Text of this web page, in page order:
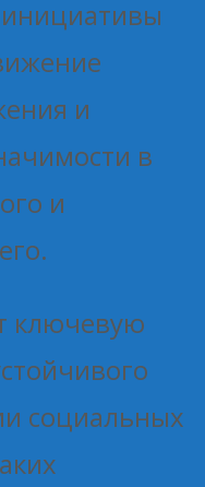
и
в
и
ключевую
социальных